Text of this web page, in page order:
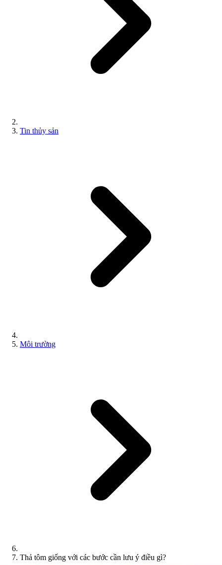
Tin thủy sản
Môi trường
Thả tôm giống với các bước cần lưu ý điều gì?